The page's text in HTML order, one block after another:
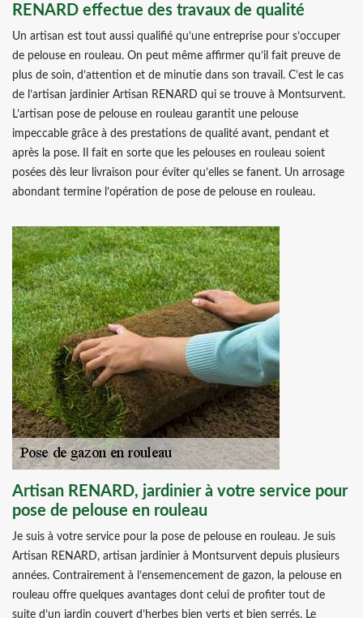
RENARD effectue des travaux de qualité
Un artisan est tout aussi qualifié qu’une entreprise pour s’occuper
de pelouse en rouleau. On peut même affirmer qu’il fait preuve de
plus de soin, d’attention et de minutie dans son travail. C’est le cas
de l’artisan jardinier Artisan RENARD qui se trouve à Montsurvent.
L’artisan pose de pelouse en rouleau garantit une pelouse
impeccable grâce à des prestations de qualité avant, pendant et
après la pose. Il fait en sorte que les pelouses en rouleau soient
posées dès leur livraison pour éviter qu’elles se fanent. Un arrosage
abondant termine l’opération de pose de pelouse en rouleau.
Artisan RENARD, jardinier à votre service pour
pose de pelouse en rouleau
Je suis à votre service pour la pose de pelouse en rouleau. Je suis
Artisan RENARD, artisan jardinier à Montsurvent depuis plusieurs
années. Contrairement à l’ensemencement de gazon, la pelouse en
rouleau offre quelques avantages dont celui de profiter tout de
suite d’un jardin couvert d’herbes bien verts et bien serrés. Le